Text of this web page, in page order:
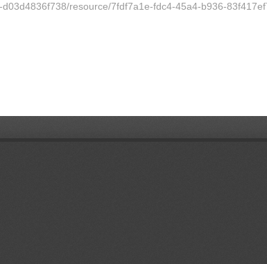
resource/7fdf7a1e-fdc4-45a4-b936-83f417ef7927/